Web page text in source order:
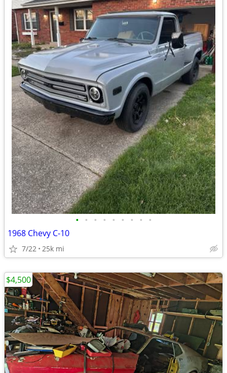
• • • • • • • • •
1968 Chevy C-10
7/22 25k mi
$4,500